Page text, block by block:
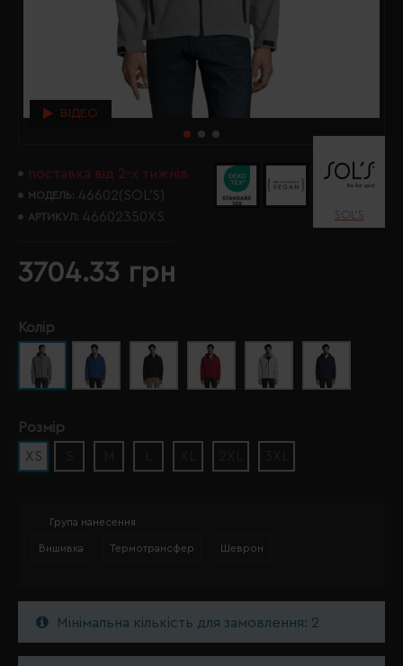
ВІДЕО
поставка від 2-х тижнів
МОДЕЛЬ: 46602(SOL’S)
АРТИКУЛ: 46602350XS SOL’S
3704.33 грн
Колір
Розмір
XS
Група нанесення
Вишивка Термотрансфер Шеврон
Мінімальна кількість для замовлення: 2